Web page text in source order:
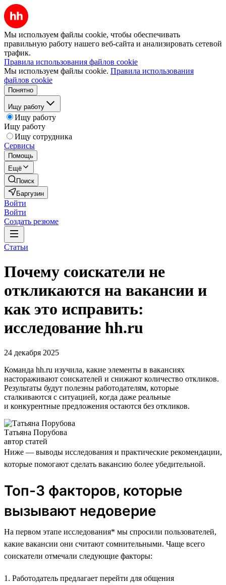
Мы используем файлы cookie, чтобы обеспечивать
правильную работу нашего веб-сайта и анализировать сетевой
трафик.
Правила использования файлов cookie
Мы используем файлы cookie. Правила использования
файлов cookie
Понятно
Ищу работу
Ищу работу
Ищу работу
Ищу сотрудника
Сервисы
Помощь
Ещё
Поиск
Баргузин
Войти
Войти
Создать резюме
Статьи
Почему соискатели не
откликаются на вакансии и
как это исправить:
исследование hh.ru
24 декабря 2025
Команда hh.ru изучила, какие элементы в вакансиях
настораживают соискателей и снижают количество откликов.
Результаты будут полезны работодателям, которые
сталкиваются с ситуацией, когда даже реальные
и конкурентные предложения остаются без откликов.
Татьяна Порубова
автор статей
Ниже — выводы исследования и практические рекомендации,
которые помогают сделать вакансию более убедительной.
Топ-3 факторов, которые
вызывают недоверие
На первом этапе исследования* мы спросили пользователей,
какие вакансии они считают сомнительными. Чаще всего
соискатели отмечали следующие факторы:
1. Работодатель предлагает перейти для общения